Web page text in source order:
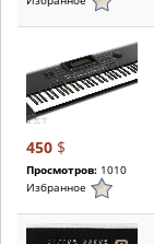
450 $
Просмотров: 1010
Избранное